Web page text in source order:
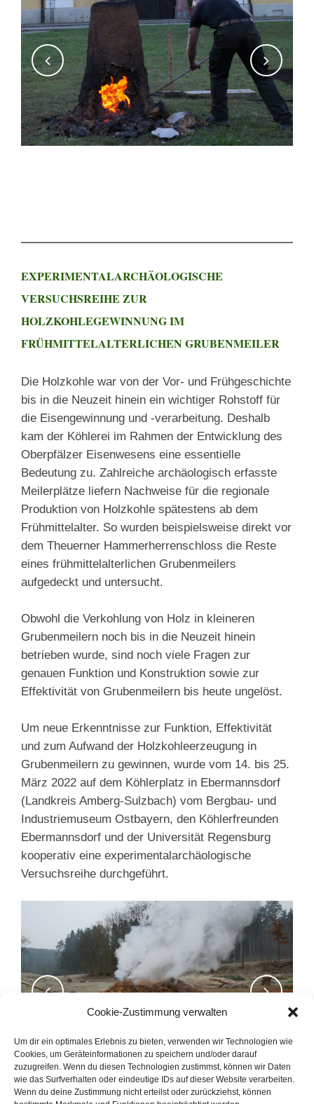
Cookie-Zustimmung verwalten
Um dir ein optimales Erlebnis zu bieten, verwenden wir Technologien wie
Cookies, um Geräteinformationen zu speichern und/oder darauf
zuzugreifen. Wenn du diesen Technologien zustimmst, können wir Daten
wie das Surfverhalten oder eindeutige IDs auf dieser Website verarbeiten.
Wenn du deine Zustimmung nicht erteilst oder zurückziehst, können
EXPERIMENTALARCHÄOLOGISCHE
VERSUCHSREIHE ZUR
HOLZKOHLEGEWINNUNG IM
FRÜHMITTELALTERLICHEN GRUBENMEILER
Die Holzkohle war von der Vor- und Frühgeschichte
bis in die Neuzeit hinein ein wichtiger Rohstoff für
die Eisengewinnung und -verarbeitung. Deshalb
kam der Köhlerei im Rahmen der Entwicklung des
Oberpfälzer Eisenwesens eine essentielle
Bedeutung zu. Zahlreiche archäologisch erfasste
Meilerplätze liefern Nachweise für die regionale
Produktion von Holzkohle spätestens ab dem
Frühmittelalter. So wurden beispielsweise direkt vor
dem Theuerner Hammerherrenschloss die Reste
eines frühmittelalterlichen Grubenmeilers
aufgedeckt und untersucht.
Obwohl die Verkohlung von Holz in kleineren
Grubenmeilern noch bis in die Neuzeit hinein
betrieben wurde, sind noch viele Fragen zur
genauen Funktion und Konstruktion sowie zur
Effektivität von Grubenmeilern bis heute ungelöst.
Um neue Erkenntnisse zur Funktion, Effektivität
und zum Aufwand der Holzkohleerzeugung in
Grubenmeilern zu gewinnen, wurde vom 14. bis 25.
März 2022 auf dem Köhlerplatz in Ebermannsdorf
(Landkreis Amberg-Sulzbach) vom Bergbau- und
Industriemuseum Ostbayern, den Köhlerfreunden
Ebermannsdorf und der Universität Regensburg
kooperativ eine experimentalarchäologische
Versuchsreihe durchgeführt.